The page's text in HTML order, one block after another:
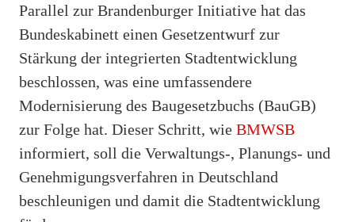
Parallel zur Brandenburger Initiative hat das
Bundeskabinett einen Gesetzentwurf zur
Stärkung der integrierten Stadtentwicklung
beschlossen, was eine umfassendere
Modernisierung des Baugesetzbuchs (BauGB)
zur Folge hat. Dieser Schritt, wie BMWSB
informiert, soll die Verwaltungs-, Planungs- und
Genehmigungsverfahren in Deutschland
beschleunigen und damit die Stadtentwicklung